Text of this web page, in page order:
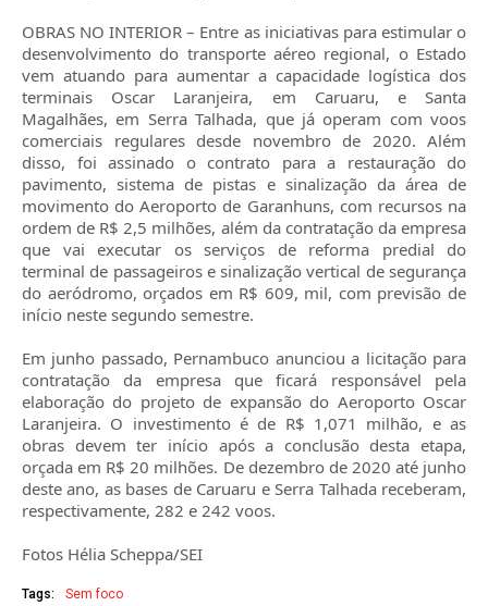
OBRAS NO INTERIOR – Entre as iniciativas para estimular o
desenvolvimento do transporte aéreo regional, o Estado
vem atuando para aumentar a capacidade logística dos
terminais Oscar Laranjeira, em Caruaru, e Santa
Magalhães, em Serra Talhada, que já operam com voos
comerciais regulares desde novembro de 2020. Além
disso, foi assinado o contrato para a restauração do
pavimento, sistema de pistas e sinalização da área de
movimento do Aeroporto de Garanhuns, com recursos na
ordem de R$ 2,5 milhões, além da contratação da empresa
que vai executar os serviços de reforma predial do
terminal de passageiros e sinalização vertical de segurança
do aeródromo, orçados em R$ 609, mil, com previsão de
início neste segundo semestre.
Em junho passado, Pernambuco anunciou a licitação para
contratação da empresa que ficará responsável pela
elaboração do projeto de expansão do Aeroporto Oscar
Laranjeira. O investimento é de R$ 1,071 milhão, e as
obras devem ter início após a conclusão desta etapa,
orçada em R$ 20 milhões. De dezembro de 2020 até junho
deste ano, as bases de Caruaru e Serra Talhada receberam,
respectivamente, 282 e 242 voos.
Fotos Hélia Scheppa/SEI
Tags: Sem foco